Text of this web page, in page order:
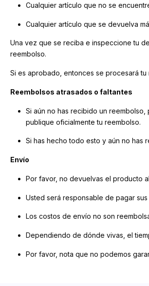
Cualquier artículo que no se
Cualquier artículo que se devuelva
Una vez que se reciba e inspeccione tu
reembolso.
Si es aprobado, entonces se procesará
Reembolsos atrasados ​​o faltantes
Si aún no has recibido un
publique oficialmente tu reembolso.
Si has hecho todo esto y aún no has
Envío
Por favor, no devuelvas el producto
Usted será responsable de pagar
Los costos de envío no son
Dependiendo de dónde vivas, el
Por favor, nota que no podemos